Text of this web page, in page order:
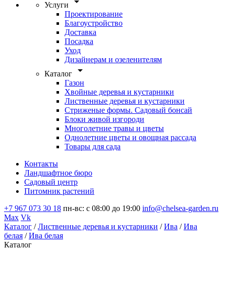
Услуги
Проектирование
Благоустройство
Доставка
Посадка
Уход
Дизайнерам и озеленителям
Каталог
arrow_drop_down
Газон
Хвойные деревья и кустарники
Лиственные деревья и кустарники
Стриженые формы. Садовый бонсай
Блоки живой изгороди
Многолетние травы и цветы
Однолетние цветы и овощная рассада
Товары для сада
Контакты
Ландшафтное бюро
Садовый центр
Питомник растений
+7 967 073 30 18 пн-вс: с 08:00 до 19:00 info@chelsea-garden.ru
Max Vk
Каталог /Лиственные деревья и кустарники /Ива /Ива
белая /Ива белая
Каталог